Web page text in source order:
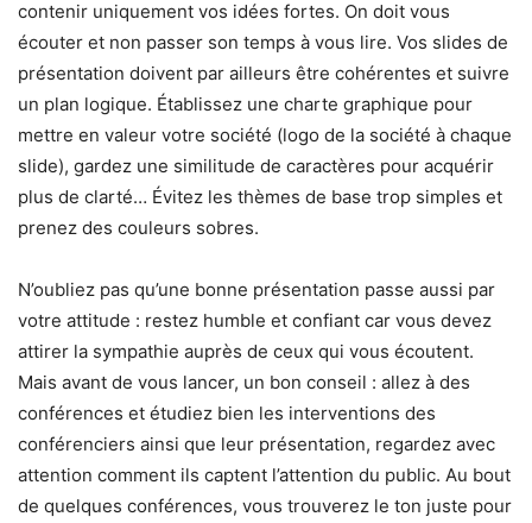
contenir uniquement vos idées fortes. On doit vous
écouter et non passer son temps à vous lire. Vos slides de
présentation doivent par ailleurs être cohérentes et suivre
un plan logique. Établissez une charte graphique pour
mettre en valeur votre société (logo de la société à chaque
slide), gardez une similitude de caractères pour acquérir
plus de clarté… Évitez les thèmes de base trop simples et
prenez des couleurs sobres.
N’oubliez pas qu’une bonne présentation passe aussi par
votre attitude : restez humble et confiant car vous devez
attirer la sympathie auprès de ceux qui vous écoutent.
Mais avant de vous lancer, un bon conseil : allez à des
conférences et étudiez bien les interventions des
conférenciers ainsi que leur présentation, regardez avec
attention comment ils captent l’attention du public. Au bout
de quelques conférences, vous trouverez le ton juste pour